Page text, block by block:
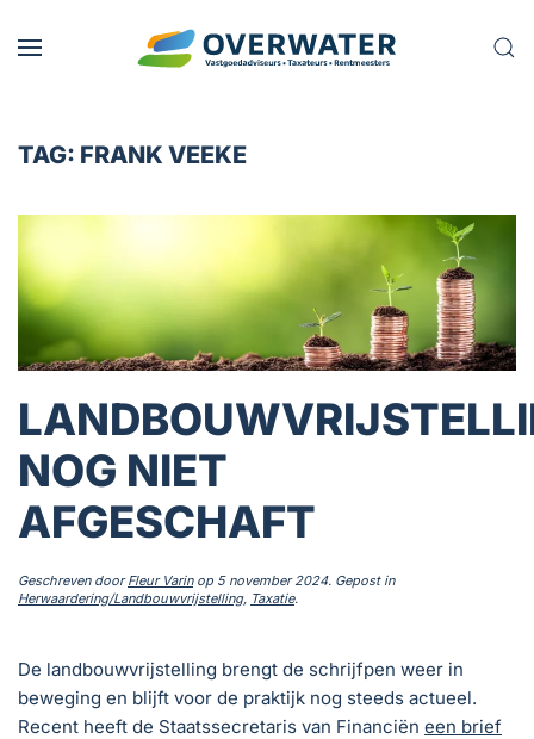
Skip to main content
TAG: FRANK VEEKE
NOG NIET
AFGESCHAFT
Geschreven doorFleur Varinop 5 november 2024. Gepost in
Herwaardering/Landbouwvrijstelling, Taxatie.
De landbouwvrijstelling brengt de schrijfpen weer in
beweging en blijft voor de praktijk nog steeds actueel.
Recent heeft de Staatssecretaris van Financiën een brief